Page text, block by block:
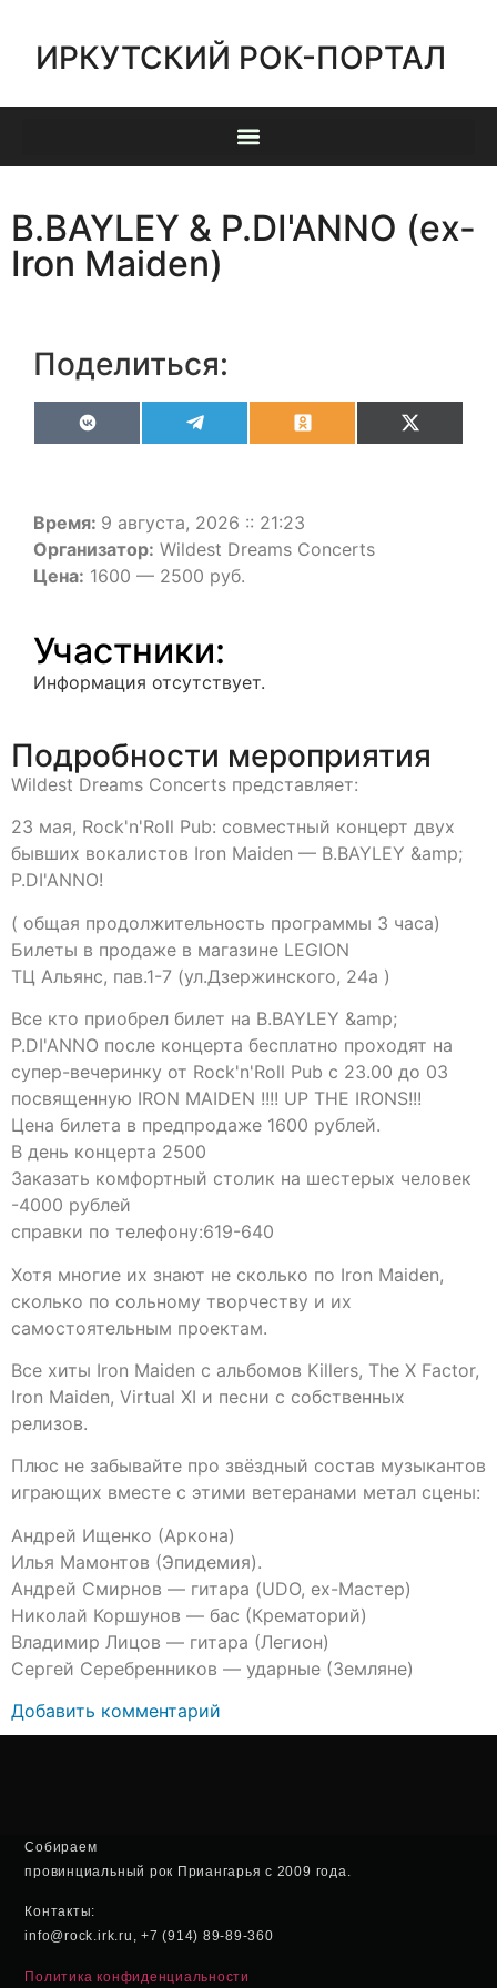
ИРКУТСКИЙ РОК-ПОРТАЛ
B.BAYLEY & P.DI'ANNO (ex-
Iron Maiden)
Поделиться:
VK OdnoklassnikiX
(Twitter)
Время: 9 августа, 2026 :: 21:23
Организатор: Wildest Dreams Concerts
Цена: 1600 — 2500 руб.
Участники:
Информация отсутствует.
Подробности мероприятия
Wildest Dreams Concerts представляет:
23 мая, Rock'n'Roll Pub: совместный концерт двух
бывших вокалистов Iron Maiden — B.BAYLEY &amp;
P.DI'ANNO!
( общая продолжительность программы 3 часа)
Билеты в продаже в магазине LEGION
ТЦ Альянс, пав.1-7 (ул.Дзержинского, 24а )
Все кто приобрел билет на B.BAYLEY &amp;
P.DI'ANNO после концерта бесплатно проходят на
супер-вечеринку от Rock'n'Roll Pub с 23.00 до 03
посвященную IRON MAIDEN !!!! UP THE IRONS!!!
Цена билета в предпродаже 1600 рублей.
В день концерта 2500
Заказать комфортный столик на шестерых человек
-4000 рублей
справки по телефону:619-640
Хотя многие их знают не сколько по Iron Maiden,
сколько по сольному творчеству и их
самостоятельным проектам.
Все хиты Iron Maiden с альбомов Killers, The X Factor,
Iron Maiden, Virtual XI и песни с собственных
релизов.
Плюс не забывайте про звёздный состав музыкантов
играющих вместе с этими ветеранами метал сцены:
Андрей Ищенко (Аркона)
Илья Мамонтов (Эпидемия).
Андрей Смирнов — гитара (UDO, ex-Мастер)
Николай Коршунов — бас (Крематорий)
Владимир Лицов — гитара (Легион)
Сергей Серебренников — ударные (Земляне)
Добавить комментарий
Собираем
провинциальный рок Приангарья с 2009 года.
Контакты:
info@rock.irk.ru, +7 (914) 89-89-360
Политика конфиденциальности